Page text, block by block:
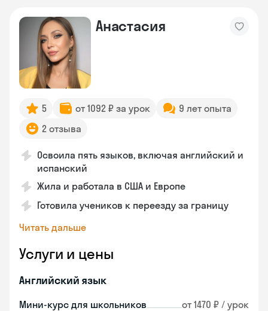
Анастасия
5 от 1092 ₽ за урок
9 лет опыта
2 отзыва
Освоила пять языков, включая английский и
испанский
Жила и работала в США и Европе
Готовила учеников к переезду за границу
Читать дальше
Услуги и цены
Английский язык
Мини-курс для школьников от 1470 ₽ / урок